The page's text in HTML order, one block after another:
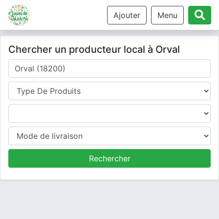
Ajouter Menu
Chercher un producteur local à Orval
Où cherchez-vous un producteur ?
Type de produits
Produits
Mode de livraison
Rechercher